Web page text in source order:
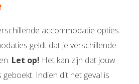
accommodatie opties.
geldt dat je verschillende
Let op! Het kan zijn dat jouw
Indien dit het geval is